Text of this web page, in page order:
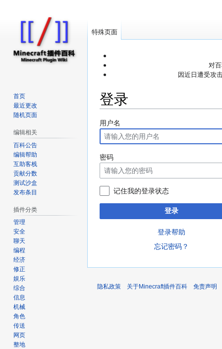
对
因近日遭受攻
登录
跳
转
到
导
航
跳
转
到
搜
索
用户名
密码
记住我的登录状态
登录
登录帮助
忘记密码？
特殊页面
首页
最近更改
随机页面
编辑相关
百科公告
编辑帮助
互助客栈
贡献分数
测试沙盒
发布条目
插件分类
管理
安全
聊天
编程
经济
修正
娱乐
综合
信息
机械
角色
传送
网页
整地
隐私政策 关于Minecraft插件百科 免责声明